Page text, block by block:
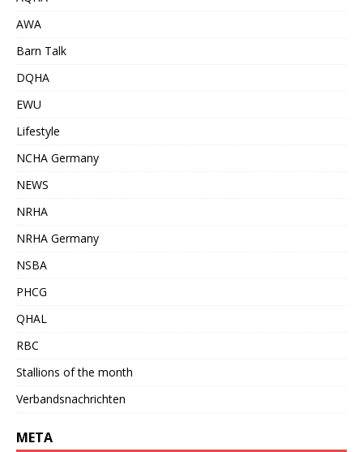
AWA
Barn Talk
DQHA
EWU
Lifestyle
NCHA Germany
NEWS
NRHA
NRHA Germany
NSBA
PHCG
QHAL
RBC
Stallions of the month
Verbandsnachrichten
META